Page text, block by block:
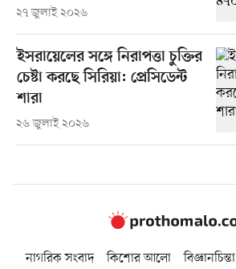
২৭ জুলাই ২০২৬
ইসরায়েলের সঙ্গে নিরাপত্তা চুক্তির
চেষ্টা করছে সিরিয়া: প্রেসিডেন্ট
শারা
২৬ জুলাই ২০২৬
নাগরিক সংবাদ কিশোর আলো বিজ্ঞানচিন্তা